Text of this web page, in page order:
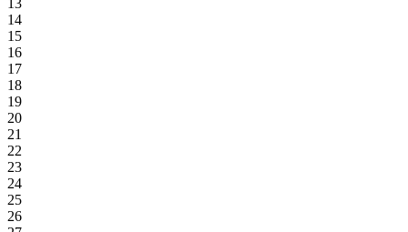
14
15
16
17
18
19
20
21
22
23
24
25
26